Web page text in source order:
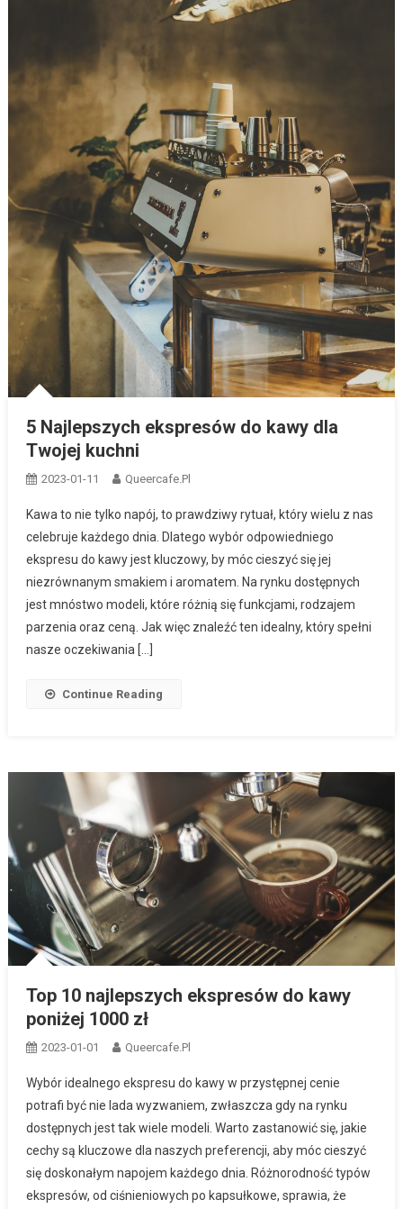
5 Najlepszych ekspresów do kawy dla
Twojej kuchni
2023-01-11 Queercafe.pl
Kawa to nie tylko napój, to prawdziwy rytuał, który wielu z nas
celebruje każdego dnia. Dlatego wybór odpowiedniego
ekspresu do kawy jest kluczowy, by móc cieszyć się jej
niezrównanym smakiem i aromatem. Na rynku dostępnych
jest mnóstwo modeli, które różnią się funkcjami, rodzajem
parzenia oraz ceną. Jak więc znaleźć ten idealny, który spełni
nasze oczekiwania […]
Continue Reading
Top 10 najlepszych ekspresów do kawy
poniżej 1000 zł
2023-01-01 Queercafe.pl
Wybór idealnego ekspresu do kawy w przystępnej cenie
potrafi być nie lada wyzwaniem, zwłaszcza gdy na rynku
dostępnych jest tak wiele modeli. Warto zastanowić się, jakie
cechy są kluczowe dla naszych preferencji, aby móc cieszyć
się doskonałym napojem każdego dnia. Różnorodność typów
ekspresów, od ciśnieniowych po kapsułkowe, sprawia, że